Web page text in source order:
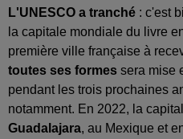
L'UNESCO a tranché : c'est
la capitale mondiale du livre
première ville française à
toutes ses formes sera mise
pendant les trois prochaines
notamment. En 2022, la
Guadalajara, au Mexique et